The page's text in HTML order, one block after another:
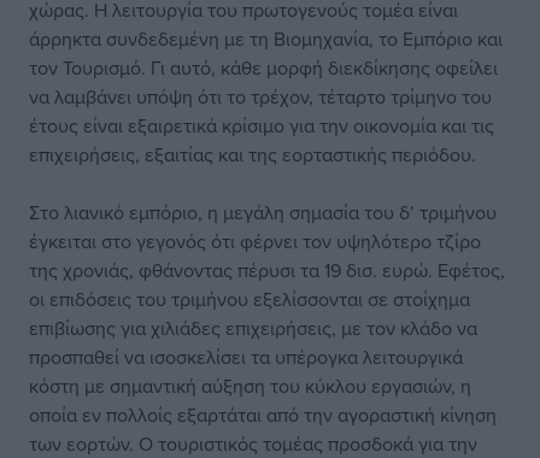
χώρας. Η λειτουργία του πρωτογενούς τομέα είναι
άρρηκτα συνδεδεμένη με τη Βιομηχανία, το Εμπόριο και
τον Τουρισμό. Γι αυτό, κάθε μορφή διεκδίκησης οφείλει
να λαμβάνει υπόψη ότι το τρέχον, τέταρτο τρίμηνο του
έτους είναι εξαιρετικά κρίσιμο για την οικονομία και τις
επιχειρήσεις, εξαιτίας και της εορταστικής περιόδου.
Στο λιανικό εμπόριο, η μεγάλη σημασία του δ’ τριμήνου
έγκειται στο γεγονός ότι φέρνει τον υψηλότερο τζίρο
της χρονιάς, φθάνοντας πέρυσι τα 19 δισ. ευρώ. Εφέτος,
οι επιδόσεις του τριμήνου εξελίσσονται σε στοίχημα
επιβίωσης για χιλιάδες επιχειρήσεις, με τον κλάδο να
προσπαθεί να ισοσκελίσει τα υπέρογκα λειτουργικά
κόστη με σημαντική αύξηση του κύκλου εργασιών, η
οποία εν πολλοίς εξαρτάται από την αγοραστική κίνηση
των εορτών. Ο τουριστικός τομέας προσδοκά για την